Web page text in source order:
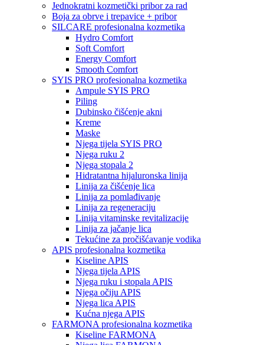
Jednokratni kozmetički pribor za rad
Boja za obrve i trepavice + pribor
SILCARE profesionalna kozmetika
Hydro Comfort
Soft Comfort
Energy Comfort
Smooth Comfort
SYIS PRO profesionalna kozmetika
Ampule SYIS PRO
Piling
Dubinsko čišćenje akni
Kreme
Maske
Njega tijela SYIS PRO
Njega ruku 2
Njega stopala 2
Hidratantna hijaluronska linija
Linija za čišćenje lica
Linija za pomlađivanje
Linija za regeneraciju
Linija vitaminske revitalizacije
Linija za jačanje lica
Tekućine za pročišćavanje vodika
APIS profesionalna kozmetika
Kiseline APIS
Njega tijela APIS
Njega ruku i stopala APIS
Njega očiju APIS
Njega lica APIS
Kućna njega APIS
FARMONA profesionalna kozmetika
Kiseline FARMONA